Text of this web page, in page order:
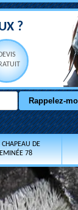
?
DEVIS
CHAPEAU DE
78